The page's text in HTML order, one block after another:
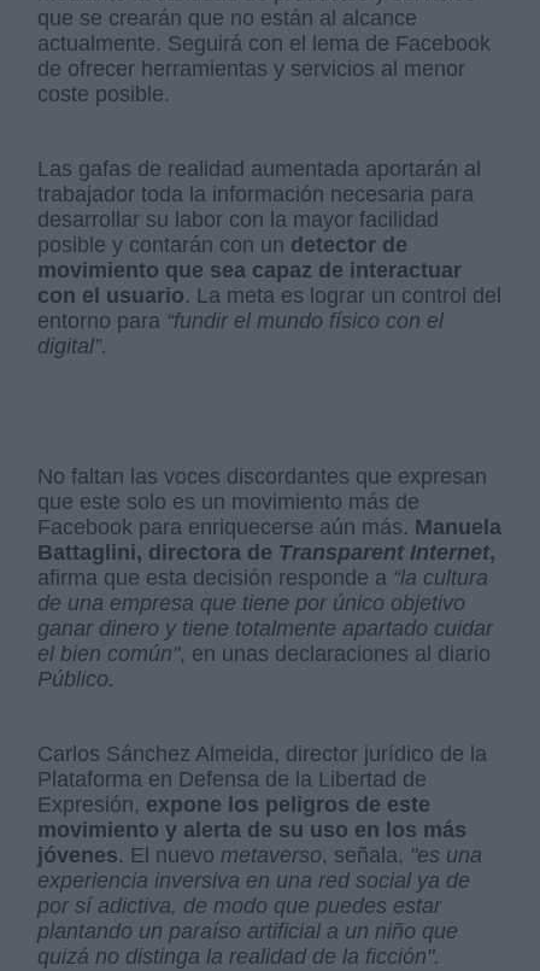
que se crearán que no están al alcance
actualmente. Seguirá con el lema de Facebook
de ofrecer herramientas y servicios al menor
coste posible.
Las gafas de realidad aumentada aportarán al
trabajador toda la información necesaria para
desarrollar su labor con la mayor facilidad
posible y contarán con un detector de
movimiento que sea capaz de interactuar
con el usuario. La meta es lograr un control del
entorno para “fundir el mundo físico con el
digital”.
No faltan las voces discordantes que expresan
que este solo es un movimiento más de
Facebook para enriquecerse aún más. Manuela
Battaglini, directora de Transparent Internet,
afirma que esta decisión responde a “la cultura
de una empresa que tiene por único objetivo
ganar dinero y tiene totalmente apartado cuidar
el bien común", en unas declaraciones al diario
Público.
Carlos Sánchez Almeida, director jurídico de la
Plataforma en Defensa de la Libertad de
Expresión, expone los peligros de este
movimiento y alerta de su uso en los más
jóvenes. El nuevometaverso, señala, "es una
experiencia inversiva en una red social ya de
por sí adictiva, de modo que puedes estar
plantando un paraíso artificial a un niño que
quizá no distinga la realidad de la ficción".